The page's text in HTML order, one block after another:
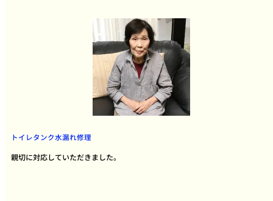
トイレタンク水漏れ修理
親切に対応していただきました。